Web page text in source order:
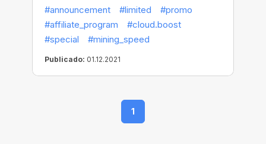
apropiado.
#announcement #limited
#promo
#affiliate_program
#cloud.boost
#special
#mining_speed
Publicado: 01.12.2021
1